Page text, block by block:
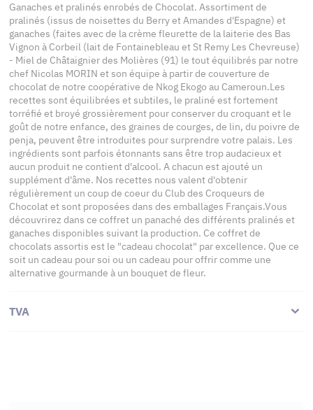
Ganaches et pralinés enrobés de Chocolat. Assortiment de
pralinés (issus de noisettes du Berry et Amandes d'Espagne) et
ganaches (faites avec de la crème fleurette de la laiterie des Bas
Vignon à Corbeil (lait de Fontainebleau et St Remy Les Chevreuse)
- Miel de Châtaignier des Molières (91) le tout équilibrés par notre
chef Nicolas MORIN et son équipe à partir de couverture de
chocolat de notre coopérative de Nkog Ekogo au Cameroun.Les
recettes sont équilibrées et subtiles, le praliné est fortement
torréfié et broyé grossièrement pour conserver du croquant et le
goût de notre enfance, des graines de courges, de lin, du poivre de
penja, peuvent être introduites pour surprendre votre palais. Les
ingrédients sont parfois étonnants sans être trop audacieux et
aucun produit ne contient d'alcool. A chacun est ajouté un
supplément d'âme. Nos recettes nous valent d'obtenir
régulièrement un coup de coeur du Club des Croqueurs de
Chocolat et sont proposées dans des emballages Français.Vous
découvrirez dans ce coffret un panaché des différents pralinés et
ganaches disponibles suivant la production. Ce coffret de
chocolats assortis est le "cadeau chocolat" par excellence. Que ce
soit un cadeau pour soi ou un cadeau pour offrir comme une
alternative gourmande à un bouquet de fleur.
TVA